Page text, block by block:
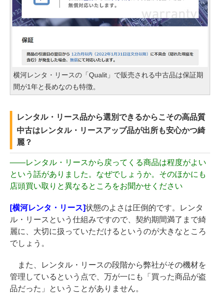
横河レンタ・リースの「Qualit」で販売される中古品は保証期
間が1年と長めなのも特徴。
レンタル・リース品から選別できるからこその高品質
中古はレンタル・リースアップ品が出所も安心かつ綺
麗？
――レンタル・リースから戻ってくる商品は程度がよい
という話がありました。なぜでしょうか。そのほかにも
店頭買い取りと異なるところをお聞かせください
[横河レンタ・リース]状態のよさは圧倒的です。レンタ
ル・リースという仕組みですので、契約期間満了まで綺
麗に、大切に扱っていただけるというのが大きなところ
でしょう。
また、レンタル・リースの段階から弊社がその機材を
管理しているという点で、万が一にも「買った商品が盗
品だった」ということがありません。